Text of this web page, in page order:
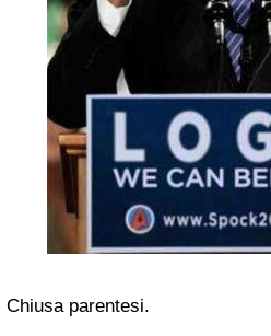
Chiusa parentesi.